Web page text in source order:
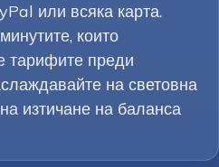
или всяка карта.
които
тарифите преди
на световна
изтичане на баланса